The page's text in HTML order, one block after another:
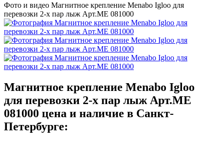
Фото и видео Магнитное крепление Menabo Igloo для
перевозки 2-х пар лыж Арт.ME 081000
Магнитное крепление Menabo Igloo
для перевозки 2-х пар лыж Арт.ME
081000 цена и наличие в Санкт-
Петербурге: